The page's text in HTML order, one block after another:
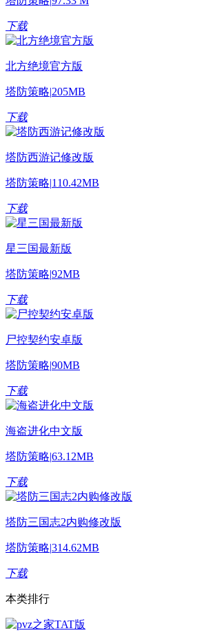
下载
北方绝境官方版
塔防策略|205MB
下载
塔防西游记修改版
塔防策略|110.42MB
下载
星三国最新版
塔防策略|92MB
下载
尸控契约安卓版
塔防策略|90MB
下载
海盗进化中文版
塔防策略|63.12MB
下载
塔防三国志2内购修改版
塔防策略|314.62MB
下载
本类排行